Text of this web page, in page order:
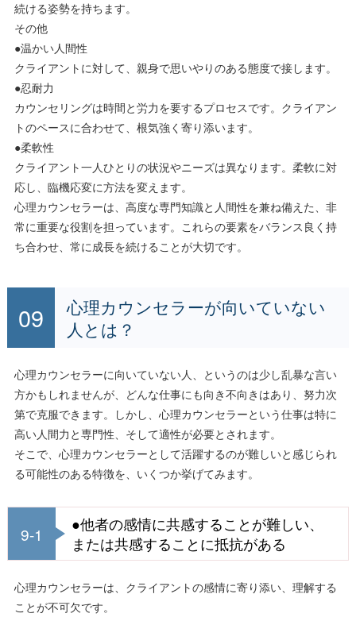
続ける姿勢を持ちます。
その他
●温かい人間性
クライアントに対して、親身で思いやりのある態度で接します。
●忍耐力
カウンセリングは時間と労力を要するプロセスです。クライアン
トのペースに合わせて、根気強く寄り添います。
●柔軟性
クライアント一人ひとりの状況やニーズは異なります。柔軟に対
応し、臨機応変に方法を変えます。
心理カウンセラーは、高度な専門知識と人間性を兼ね備えた、非
常に重要な役割を担っています。これらの要素をバランス良く持
ち合わせ、常に成長を続けることが大切です。
心理カウンセラーが向いていない
人とは？
心理カウンセラーに向いていない人、というのは少し乱暴な言い
方かもしれませんが、どんな仕事にも向き不向きはあり、努力次
第で克服できます。しかし、心理カウンセラーという仕事は特に
高い人間力と専門性、そして適性が必要とされます。
そこで、心理カウンセラーとして活躍するのが難しいと感じられ
る可能性のある特徴を、いくつか挙げてみます。
9-1
●他者の感情に共感することが難しい、
または共感することに抵抗がある
心理カウンセラーは、クライアントの感情に寄り添い、理解する
ことが不可欠です。